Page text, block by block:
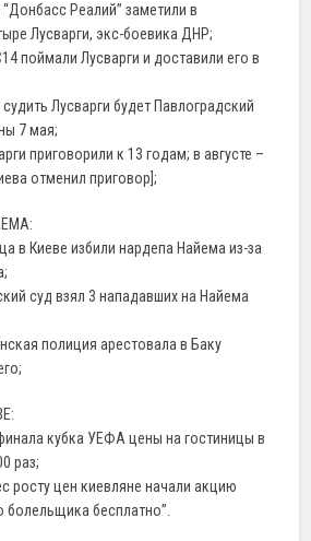
Реалий” заметили в
Лусварги, экс-боевика ДНР;
поймали Лусварги и доставили его в
Лусварги будет Павлоградский
7 мая;
приговорили к 13 годам; в августе –
отменил приговор];
в Киеве избили нардепа Найема из-за
суд взял 3 нападавших на Найема
полиция арестовала в Баку
кубка УЕФА цены на гостиницы в
раз;
росту цен киевляне начали акцию
болельщика бесплатно”.